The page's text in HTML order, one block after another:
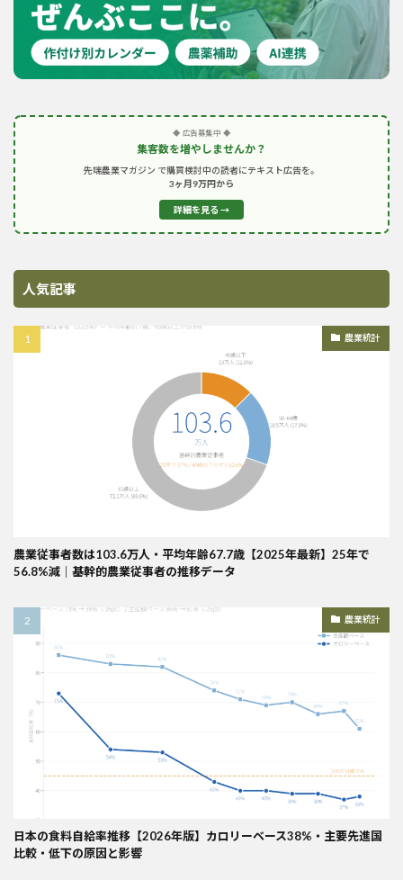
◆ 広告募集中 ◆
集客数を増やしませんか？
先端農業マガジン で購買検討中の読者にテキスト広告を。
3ヶ月9万円から
詳細を見る →
人気記事
農業統計
農業従事者数は103.6万人・平均年齢67.7歳【2025年最新】25年で
56.8%減｜基幹的農業従事者の推移データ
農業統計
日本の食料自給率推移【2026年版】カロリーベース38%・主要先進国
比較・低下の原因と影響